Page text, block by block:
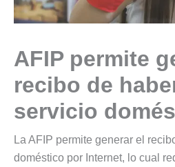
AFIP permite
recibo de
servicio
La AFIP permite generar el
doméstico por Internet, lo cual